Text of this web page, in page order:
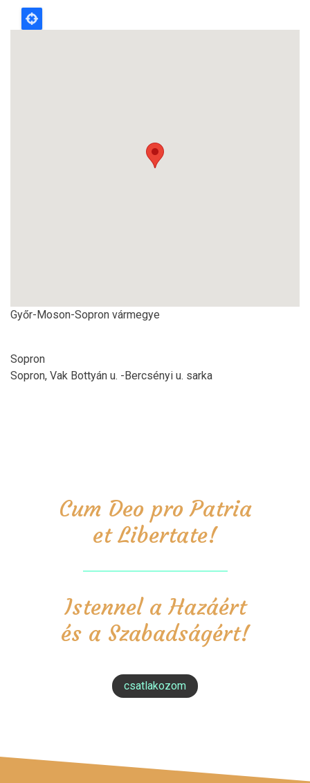
Győr-Moson-Sopron vármegye
Sopron
Sopron, Vak Bottyán u. -Bercsényi u. sarka
Cum Deo pro Patria
et Libertate!
Istennel a Hazáért
és a Szabadságért!
csatlakozom